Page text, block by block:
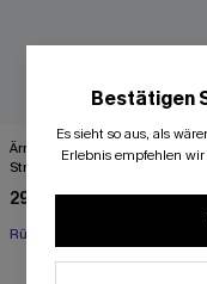
Ärmelloses Tie-Dye Midi-
Strandkleid
29,00 €
Rüschen
Bestätigen
Es sieht so aus, als
Erlebnis empfehlen